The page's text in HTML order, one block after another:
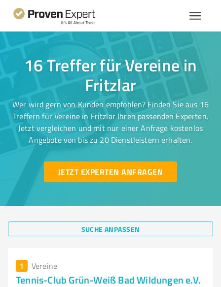
16 Treffer für Vereine in
Fritzlar
Wer wird gern von Kunden empfohlen? Finden Sie aus 16
Treffern für Vereine in Fritzlar Ihren passenden Experten.
Jetzt vergleichen und mit nur einer Anfrage kostenlos
Angebote von bis zu 20 Dienstleistern erhalten.
JETZT EXPERTEN ANFRAGEN
SUCHE ANPASSEN
1 Vereine
Tennis-Club Grün-Weiß Bad Wildungen e.V.